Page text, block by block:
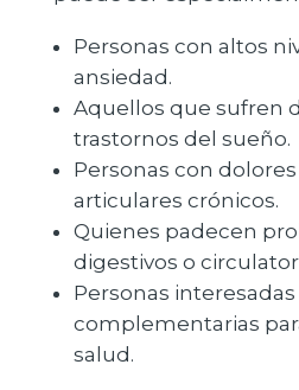
Personas con altos
ansiedad.
Aquellos que sufren
trastornos del sueño.
Personas con
articulares crónicos.
Quienes padecen
digestivos o
Personas
complementarias
salud.